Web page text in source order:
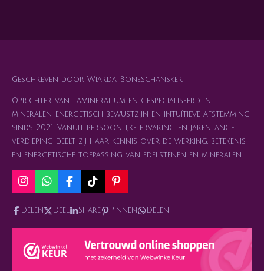
Geschreven door Wiarda Boneschansker
Oprichter van Lamineralium en gespecialiseerd in
mineralen, energetisch bewustzijn en intuïtieve afstemming
sinds 2021. Vanuit persoonlijke ervaring en jarenlange
verdieping deelt zij haar kennis over de werking, betekenis
en energetische toepassing van edelstenen en mineralen.
I
s
a
r
a
W
a
t
s
p
p
F
c
e
b
T
k
o
P
n
e
e
s
Delen Deel Share Pinnen Delen